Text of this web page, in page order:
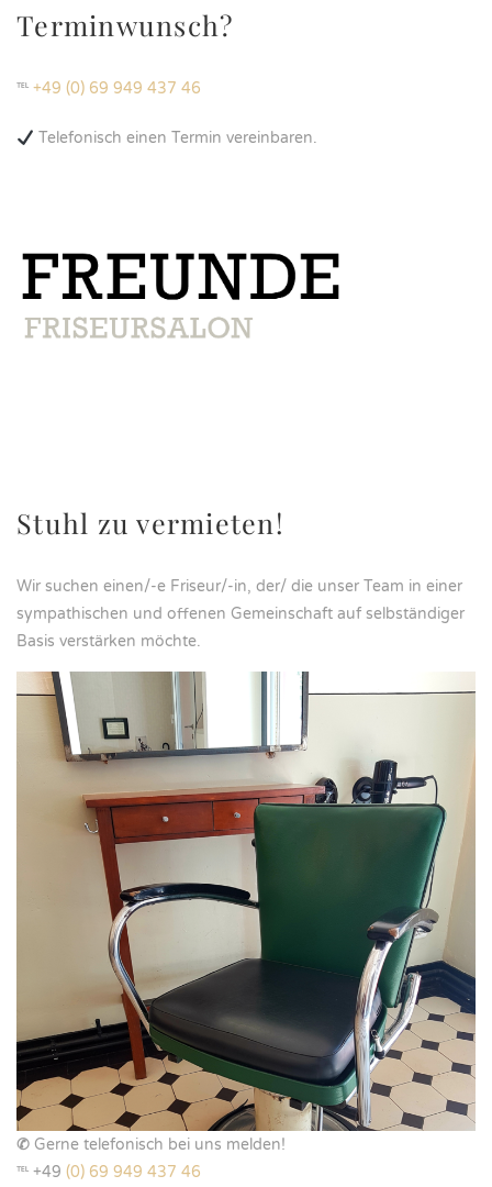
Terminwunsch?
℡ +49 (0) 69 949 437 46
Telefonisch einen Termin vereinbaren.
Stuhl zu vermieten!
Wir suchen einen/-e Friseur/-in, der/ die unser Team in einer
sympathischen und offenen Gemeinschaft auf selbständiger
Basis verstärken möchte.
✆ Gerne telefonisch bei uns melden!
℡ +49 (0) 69 949 437 46